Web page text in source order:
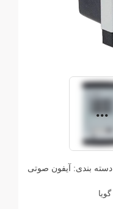
دسته بندی: آیفون صوتی